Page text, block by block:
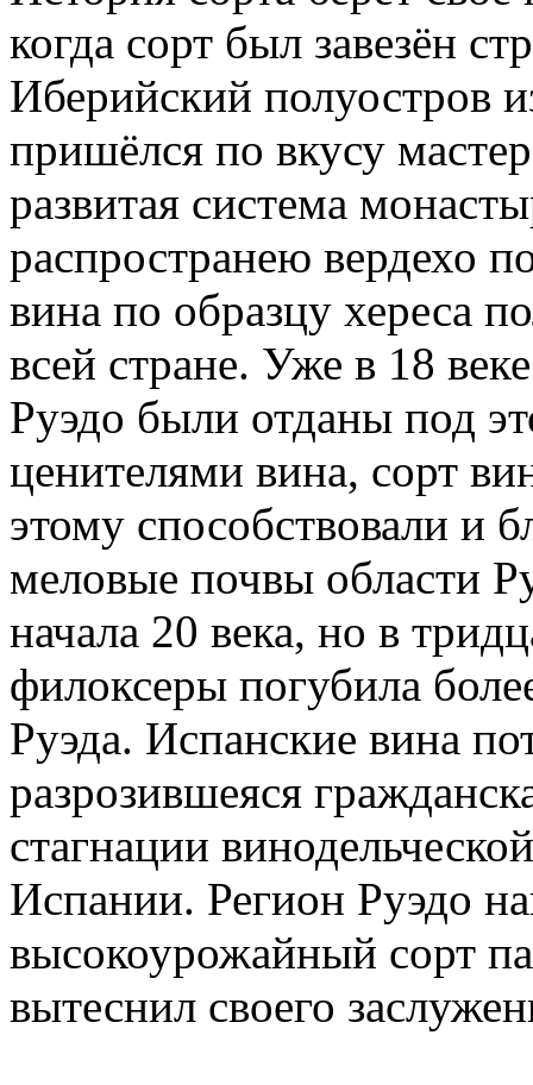
когда сорт был завезён
Иберийский полуостров
пришёлся по вкусу
развитая система
распространею вердехо
вина по образцу хереса
всей стране. Уже в 18
Руэдо были отданы под
ценителями вина, сорт
этому способствовали и
меловые почвы области
начала 20 века, но в
филоксеры погубила
Руэда. Испанские вина
разрозившеяся
стагнации
Испании. Регион Руэдо
высокоурожайный сорт
вытеснил своего